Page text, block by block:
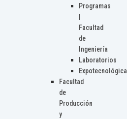
Programas
Facultad
de
Ingeniería
Laboratorios
Expotecnológica
Facultad
de
Producción
y